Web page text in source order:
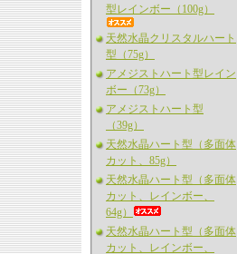
型レインボー（100g）
天然水晶クリスタルハート
型（75g）
アメジストハート型レイン
ボー（73g）
アメジストハート型
（39g）
天然水晶ハート型（多面体
カット、85g）
天然水晶ハート型（多面体
カット、レインボー、
64g）
天然水晶ハート型（多面体
カット、レインボー、